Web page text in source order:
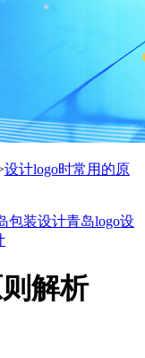
设计logo时常用的原
包装设计青岛logo设
解析